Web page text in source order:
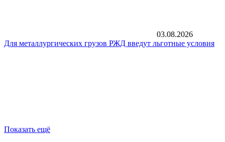
03.08.2026
Для металлургических грузов РЖД введут льготные условия
Показать ещё